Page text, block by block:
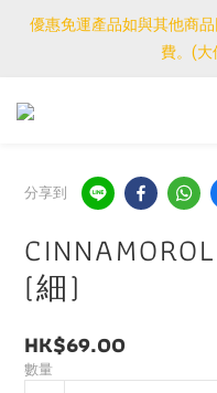
優惠免運產品如與其他商
費。(
優惠免運產品如與其他商
費。(
<公告>感謝支持！我們團
優惠免運產品如與其他商
費。(
分享到
(細)
HK$69.00
數量